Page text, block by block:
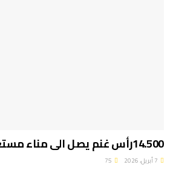
14.500رأس غنم يصل الى مناء مستغانم